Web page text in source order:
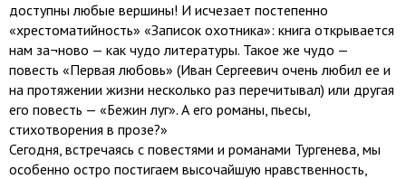
доступны любые вершины! И исчезает постепенно
«хрестоматийность» «Записок охотника»: книга открывается
нам за¬ново — как чудо литературы. Такое же чудо —
повесть «Первая любовь» (Иван Сергеевич очень любил ее и
на протяжении жизни несколько раз перечитывал) или другая
его повесть — «Бежин луг». А его романы, пьесы,
стихотворения в прозе?»
Сегодня, встречаясь с повестями и романами Тургенева, мы
особенно остро постигаем высочайшую нравственность,